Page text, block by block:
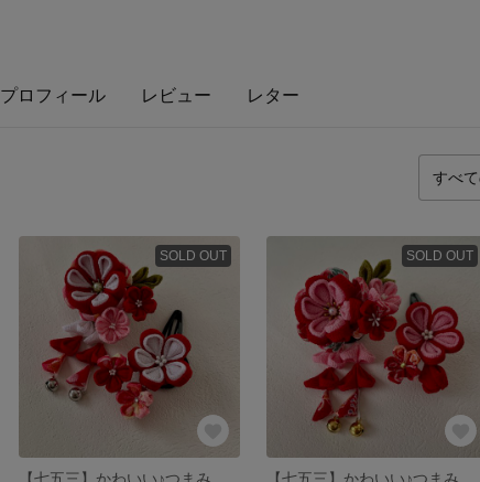
プロフィール レビュー レター
SOLD OUT SOLD OUT